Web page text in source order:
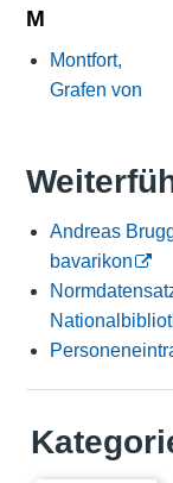
M
Montfort,
Grafen von
Andreas
bavarikon